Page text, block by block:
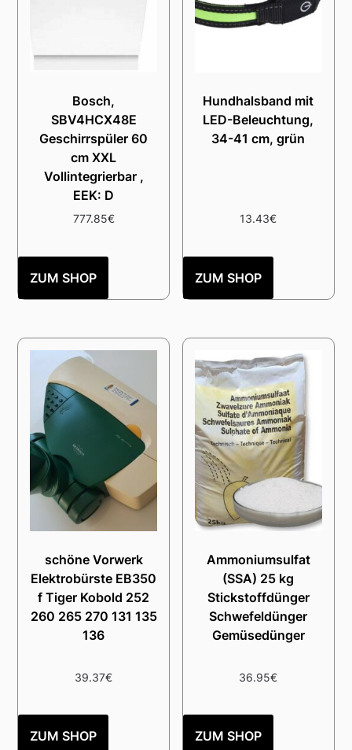
Bosch,
SBV4HCX48E
Geschirrspüler 60
cm XXL
Vollintegrierbar ,
EEK: D
777.85€
ZUM SHOP
Hundhalsband mit
LED-Beleuchtung,
34-41 cm, grün
13.43€
ZUM SHOP
schöne Vorwerk
Elektrobürste EB350
f Tiger Kobold 252
260 265 270 131 135
136
39.37€
ZUM SHOP
Ammoniumsulfat
(SSA) 25 kg
Stickstoffdünger
Schwefeldünger
Gemüsedünger
36.95€
ZUM SHOP